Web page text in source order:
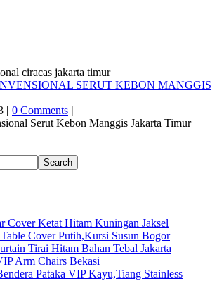
ciracas jakarta timur
SERUT KEBON MANGGIS
| 0 Comments |
Serut Kebon Manggis Jakarta Timur
Search
Cover Ketat Hitam Kuningan Jaksel
Cover Putih,Kursi Susun Bogor
Tirai Hitam Bahan Tebal Jakarta
Arm Chairs Bekasi
Pataka VIP Kayu,Tiang Stainless